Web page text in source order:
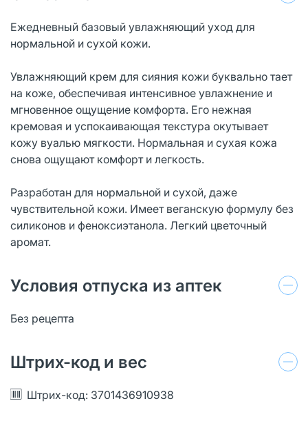
Ежедневный базовый увлажняющий уход для
нормальной и сухой кожи.
Увлажняющий крем для сияния кожи буквально тает
на коже, обеспечивая интенсивное увлажнение и
мгновенное ощущение комфорта. Его нежная
кремовая и успокаивающая текстура окутывает
кожу вуалью мягкости. Нормальная и сухая кожа
снова ощущают комфорт и легкость.
Разработан для нормальной и сухой, даже
чувствительной кожи. Имеет веганскую формулу без
силиконов и феноксиэтанола. Легкий цветочный
аромат.
Условия отпуска из аптек
Без рецепта
Штрих-код и вес
Штрих-код: 3701436910938